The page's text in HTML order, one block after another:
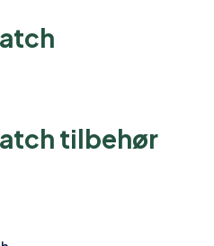
tilbehør